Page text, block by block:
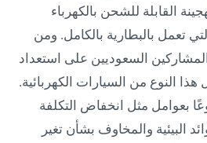
القابلة للشحن بالكهرباء
تعمل بالبطارية بالكامل. ومن
المشاركين السعوديين على استعداد
النوع من السيارات الكهربائية.
بعوامل مثل انخفاض التكلفة
البيئية والمخاوف بشأن تغير